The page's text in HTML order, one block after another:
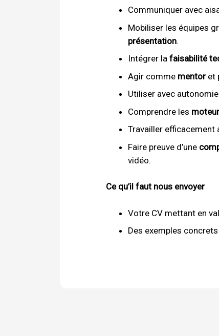
Communiquer avec
Mobiliser les équipes
présentation.
Intégrer la faisabilité
Agir comme mentoret
Utiliser avec
Comprendre les
Travailler efficacement
Faire preuve d’une
vidéo.
Ce qu’il faut nous envoyer
Votre CV mettant en
Des exemples